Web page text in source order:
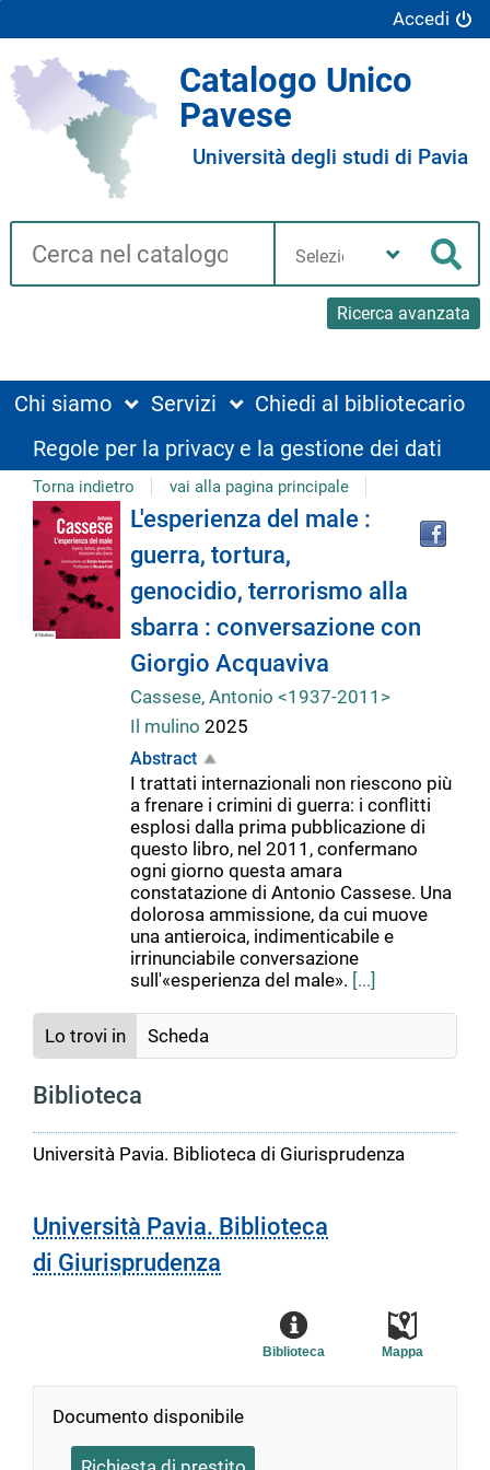
Accedi
Catalogo Unico
Pavese
Università degli studi di Pavia
Cerca su "Catalogo"
Ricerca avanzata
biblioteca
Chi siamo Servizi
Chiedi al bibliotecario
Regole per la privacy e la gestione dei dati
Torna indietro vai alla pagina principale
Dettaglio
del
documento
L'esperienza del male :
guerra, tortura,
genocidio, terrorismo alla
sbarra : conversazione con
Giorgio Acquaviva
Cassese, Antonio <1937-2011>
Il mulino 2025
Abstract
I trattati internazionali non riescono più
a frenare i crimini di guerra: i conflitti
esplosi dalla prima pubblicazione di
questo libro, nel 2011, confermano
ogni giorno questa amara
constatazione di Antonio Cassese. Una
dolorosa ammissione, da cui muove
una antieroica, indimenticabile e
irrinunciabile conversazione
sull'«esperienza del male». [...]
Lo trovi in Scheda
Biblioteca
Università Pavia. Biblioteca di Giurisprudenza
Università Pavia. Biblioteca
di Giurisprudenza
Mappa
Biblioteca
Documento disponibile